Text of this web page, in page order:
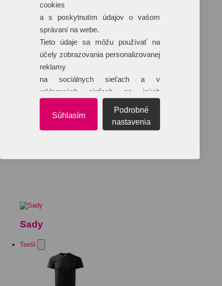
Sady
Textil
cookies
a s poskytnutím údajov o vašom
správaní na webe.
Tieto údaje sa môžu používať na
účely zobrazovania personalizovanej
reklamy
na sociálnych sieťach a v
reklamných sieťach na iných
Súhlasím
Podrobné
nastavenia